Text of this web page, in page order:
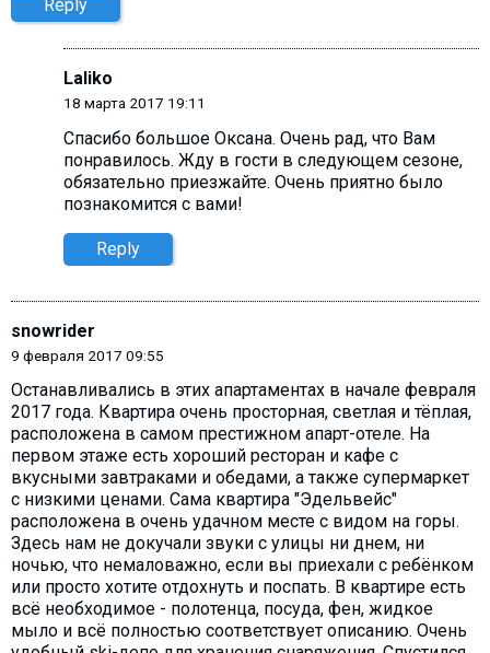
Reply
Laliko
18 марта 2017 19:11
Спасибо большое Оксана. Очень рад, что Вам
понравилось. Жду в гости в следующем сезоне,
обязательно приезжайте. Очень приятно было
познакомится с вами!
Reply
snowrider
9 февраля 2017 09:55
Останавливались в этих апартаментах в начале февраля
2017 года. Квартира очень просторная, светлая и тёплая,
расположена в самом престижном апарт-отеле. На
первом этаже есть хороший ресторан и кафе с
вкусными завтраками и обедами, а также супермаркет
с низкими ценами. Сама квартира "Эдельвейс"
расположена в очень удачном месте с видом на горы.
Здесь нам не докучали звуки с улицы ни днем, ни
ночью, что немаловажно, если вы приехали с ребёнком
или просто хотите отдохнуть и поспать. В квартире есть
всё необходимое - полотенца, посуда, фен, жидкое
мыло и всё полностью соответствует описанию. Очень